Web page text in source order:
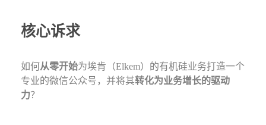
核心诉求
如何从零开始为埃肯（Elkem）的有机硅业务打造一个
专业的微信公众号， 并将其转化为业务增长的驱动
力？